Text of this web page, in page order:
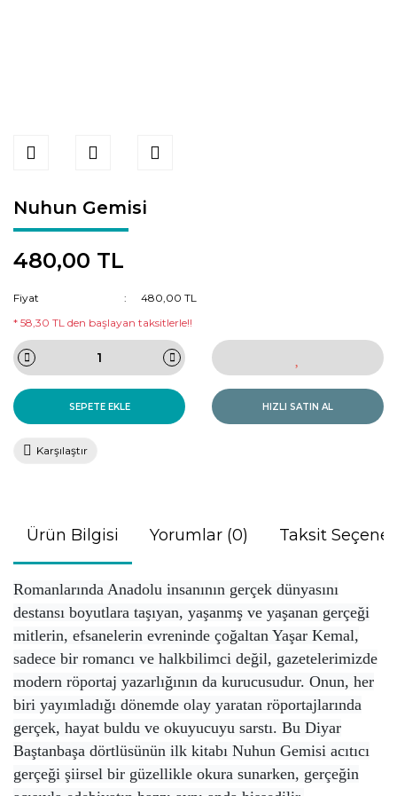
Nuhun Gemisi
480,00 TL
Fiyat
480,00 TL
* 58,30 TL den başlayan taksitlerle!!
SEPETE EKLE HIZLI SATIN AL
Karşılaştır
Ürün Bilgisi Yorumlar (0) Taksit
Romanlarında Anadolu insanının gerçek dünyasını
destansı boyutlara taşıyan, yaşanmş ve yaşanan gerçeği
mitlerin, efsanelerin evreninde çoğaltan Yaşar Kemal,
sadece bir romancı ve halkbilimci değil, gazetelerimizde
modern röportaj yazarlığının da kurucusudur. Onun, her
biri yayımladığı dönemde olay yaratan röportajlarında
gerçek, hayat buldu ve okuyucuyu sarstı. Bu Diyar
Baştanbaşa dörtlüsünün ilk kitabı Nuhun Gemisi acıtıcı
gerçeği şiirsel bir güzellikle okura sunarken, gerçeğin